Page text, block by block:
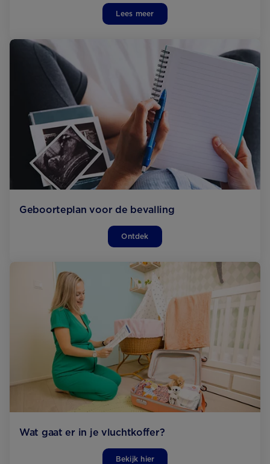
Lees meer
Geboorteplan voor de bevalling
Ontdek
Wat gaat er in je vluchtkoffer?
Bekijk hier